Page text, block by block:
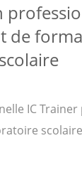
de
IC
scolaire